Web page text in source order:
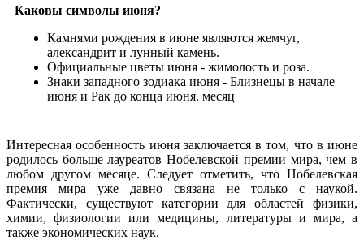
Каковы символы июня?
Камнями рождения в июне являются жемчуг,
александрит и лунный камень.
Официальные цветы июня - жимолость и роза.
Знаки западного зодиака июня - Близнецы в начале
июня и Рак до конца июня. месяц
Интересная особенность июня заключается в том, что в июне
родилось больше лауреатов Нобелевской премии мира, чем в
любом другом месяце. Следует отметить, что Нобелевская
премия мира уже давно связана не только с наукой.
Фактически, существуют категории для областей физики,
химии, физиологии или медицины, литературы и мира, а
также экономических наук.